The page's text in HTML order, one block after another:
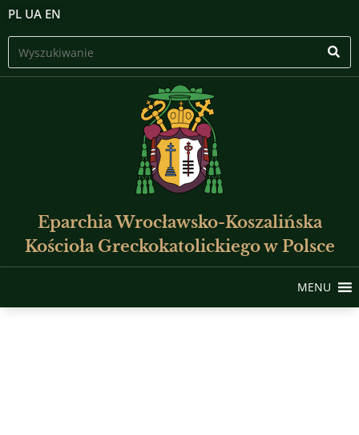
PL UA EN
Eparchia Wrocławsko-Koszalińska
Kościoła Greckokatolickiego w Polsce
MENU